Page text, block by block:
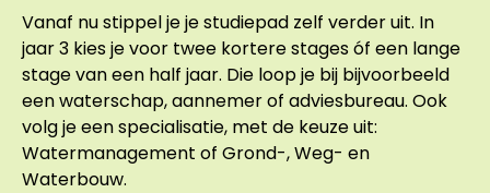
Vanaf nu stippel je je studiepad zelf verder uit. In
jaar 3 kies je voor twee kortere stages óf een lange
stage van een half jaar. Die loop je bij bijvoorbeeld
een waterschap, aannemer of adviesbureau. Ook
volg je een specialisatie, met de keuze uit:
Watermanagement of Grond-, Weg- en
Waterbouw.